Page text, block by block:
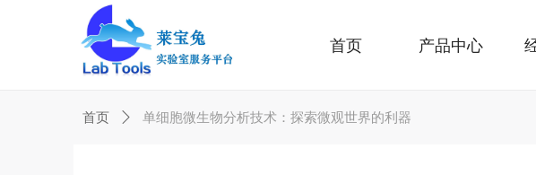
首页 产品中心
首页 ꄲ 单细胞微生物分析技术：探索微观世界的利器